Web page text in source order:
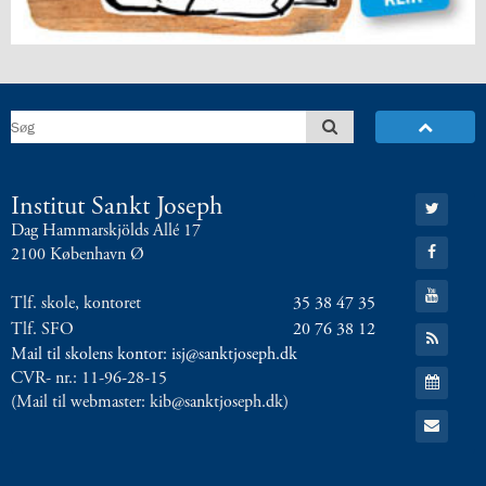
Institut Sankt Joseph
Dag Hammarskjölds Allé 17
2100 København Ø
Tlf. skole, kontoret
35 38 47 35
Tlf. SFO
20 76 38 12
Mail til skolens kontor: isj@sanktjoseph.dk
CVR- nr.: 11-96-28-15
(Mail til webmaster: kib@sanktjoseph.dk)
Gå
til:
Twitter
Gå
til:
Facebook
Gå
til:
YouTube
Gå
til:
RSS
feed
Gå
til:
Kalender
Gå
til: